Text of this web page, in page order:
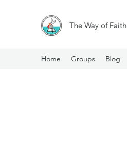
The Way of Faith
Home Groups Blog